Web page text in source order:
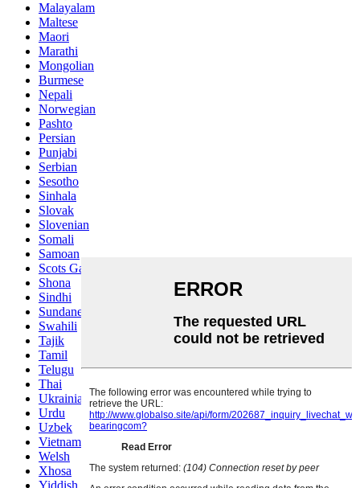
Malayalam
Maltese
Maori
Marathi
Mongolian
Burmese
Nepali
Norwegian
Pashto
Persian
Punjabi
Serbian
Sesotho
Sinhala
Slovak
Slovenian
Somali
Samoan
Scots Gaelic
Shona
Sindhi
Sundanese
Swahili
Tajik
Tamil
Telugu
Thai
Ukrainian
Urdu
Uzbek
Vietnamese
Welsh
Xhosa
Yiddish